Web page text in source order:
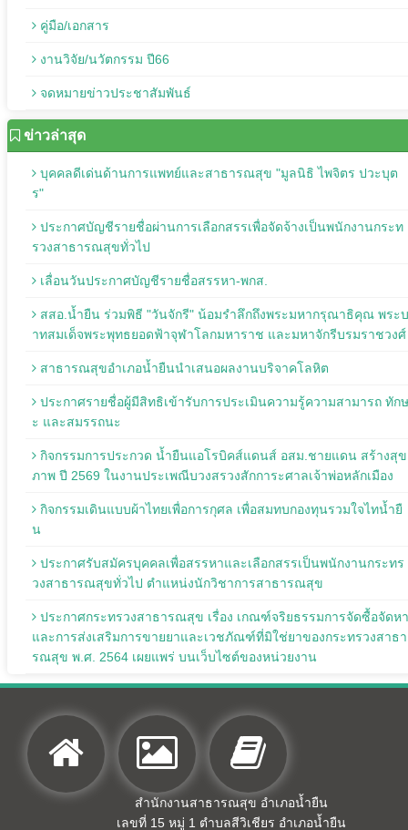
คู่มือ/เอกสาร
งานวิจัย/นวัตกรรม ปี66
จดหมายข่าวประชาสัมพันธ์
ข่าวล่าสุด
บุคคลดีเด่นด้านการแพทย์และสาธารณสุข "มูลนิธิ ไพจิตร ปวะบุต
ร"
ประกาศบัญชีรายชื่อผ่านการเลือกสรรเพื่อจัดจ้างเป็นพนักงานกระท
รวงสาธารณสุขทั่วไป
เลื่อนวันประกาศบัญชีรายชื่อสรรหา-พกส.
สสอ.น้ำยืน ร่วมพิธี "วันจักรี" น้อมรำลึกถึงพระมหากรุณาธิคุณ พระบ
าทสมเด็จพระพุทธยอดฟ้าจุฬาโลกมหาราช และมหาจักรีบรมราชวงศ์
สาธารณสุขอำเภอน้ำยืนนำเสนอผลงานบริจาคโลหิต
ประกาศรายชื่อผู้มีสิทธิเข้ารับการประเมินความรู้ความสามารถ ทักษ
ะ และสมรรถนะ
กิจกรรมการประกวด น้ำยืนแอโรบิคส์แดนส์ อสม.ชายแดน สร้างสุข
ภาพ ปี 2569 ในงานประเพณีบวงสรวงสักการะศาลเจ้าพ่อหลักเมือง
กิจกรรมเดินแบบผ้าไทยเพื่อการกุศล เพื่อสมทบกองทุนรวมใจไทน้ำยื
น
ประกาศรับสมัครบุคคลเพื่อสรรหาและเลือกสรรเป็นพนักงานกระทร
วงสาธารณสุขทั่วไป ตำแหน่งนักวิชาการสาธารณสุข
ประกาศกระทรวงสาธารณสุข เรื่อง เกณฑ์จริยธรรมการจัดซื้อจัดหา
และการส่งเสริมการขายยาและเวชภัณฑ์ที่มิใช่ยาของกระทรวงสาธา
รณสุข พ.ศ. 2564 เผยแพร่ บนเว็บไซต์ของหน่วยงาน
สำนักงานสาธารณสุข อำเภอน้ำยืน
เลขที่ 15 หมู่ 1 ตำบลสีวิเชียร อำเภอน้ำยืน